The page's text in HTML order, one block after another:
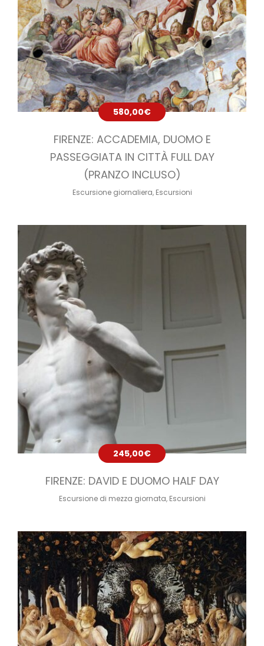
580,00€
FIRENZE: ACCADEMIA, DUOMO E
PASSEGGIATA IN CITTÀ FULL DAY
(PRANZO INCLUSO)
Escursione giornaliera, Escursioni
245,00€
FIRENZE: DAVID E DUOMO HALF DAY
Escursione di mezza giornata, Escursioni